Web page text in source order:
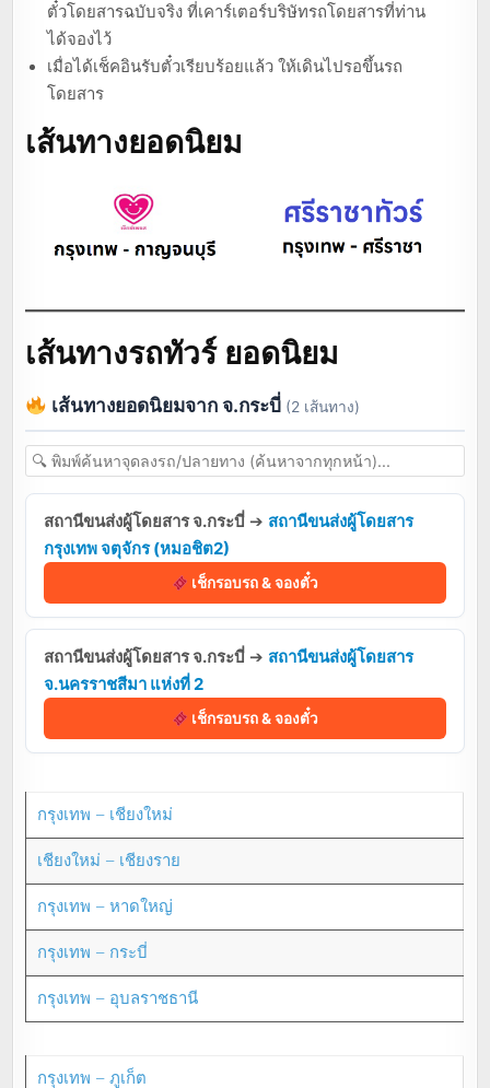
ตั๋วโดยสารฉบับจริง ที่เคาร์เตอร์บริษัทรถโดยสารที่ท่าน
ได้จองไว้
เมื่อได้เช็คอินรับตั๋วเรียบร้อยแล้ว ให้เดินไปรอขึ้นรถ
โดยสาร
เส้นทางยอดนิยม
เส้นทางรถทัวร์ ยอดนิยม
เส้นทางยอดนิยมจาก จ.กระบี่ (2 เส้นทาง)
สถานีขนส่งผู้โดยสาร จ.กระบี่ ➔ สถานีขนส่งผู้โดยสาร
กรุงเทพ จตุจักร (หมอชิต2)
เช็กรอบรถ & จองตั๋ว
สถานีขนส่งผู้โดยสาร จ.กระบี่ ➔ สถานีขนส่งผู้โดยสาร
จ.นครราชสีมา แห่งที่ 2
เช็กรอบรถ & จองตั๋ว
กรุงเทพ – เชียงใหม่
เชียงใหม่ – เชียงราย
กรุงเทพ – หาดใหญ่
กรุงเทพ – กระบี่
กรุงเทพ – อุบลราชธานี
กรุงเทพ – ภูเก็ต